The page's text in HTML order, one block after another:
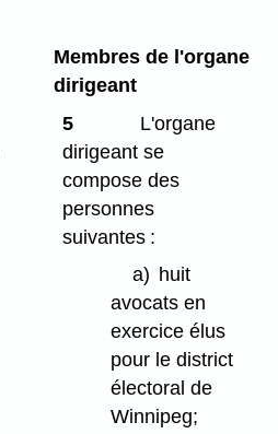
Membres de l'organe
dirigeant
5
L'organe
dirigeant se
compose des
personnes
suivantes :
a) huit
avocats en
exercice élus
pour le district
électoral de
Winnipeg;